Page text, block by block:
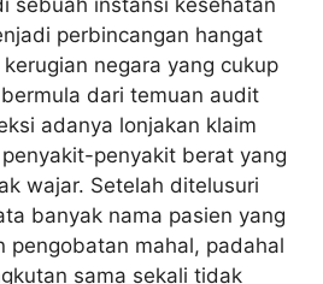
sebuah instansi kesehatan
perbincangan hangat
negara yang cukup
dari temuan audit
adanya lonjakan klaim
penyakit berat yang
wajar. Setelah ditelusuri
banyak nama pasien yang
pengobatan mahal, padahal
sama sekali tidak